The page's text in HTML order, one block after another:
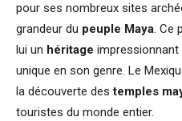
pour ses nombreux sites
grandeur du peuple Maya. Ce
lui un héritage
unique en son genre. Le
la découverte destemples
touristes du monde entier.